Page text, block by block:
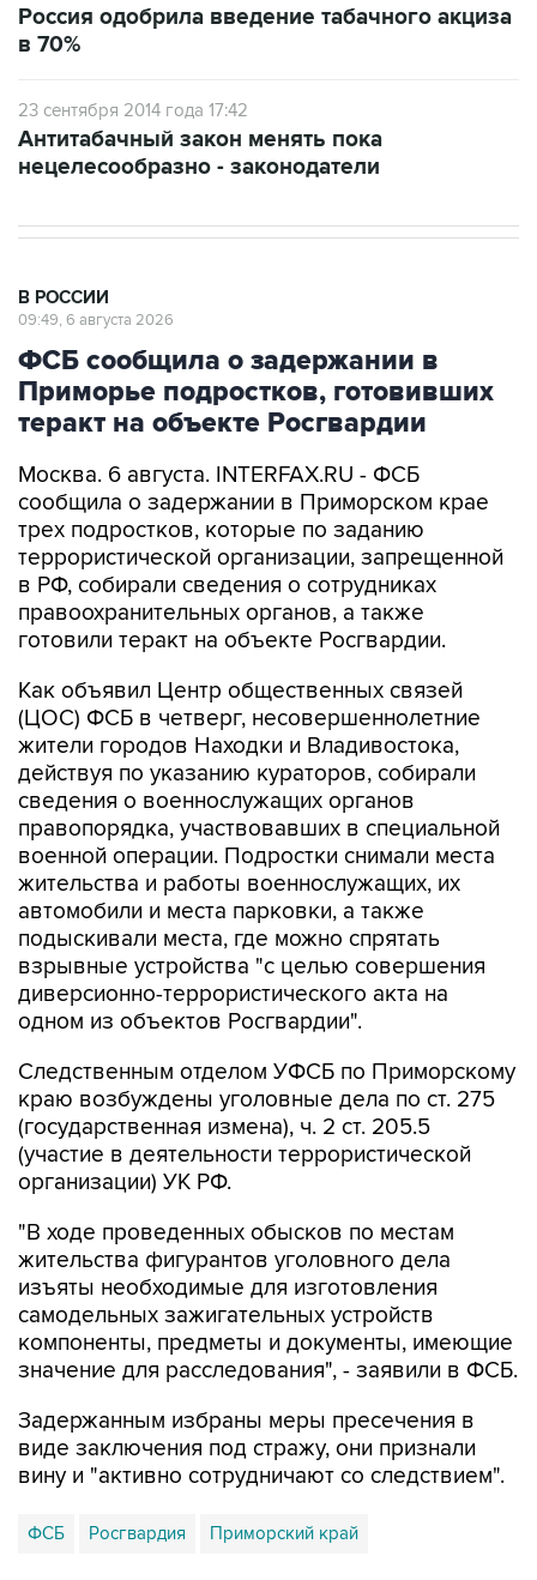
Россия одобрила введение табачного акциза
в 70%
23 сентября 2014 года 17:42
Антитабачный закон менять пока
нецелесообразно - законодатели
В РОССИИ
09:49, 6 августа 2026
ФСБ сообщила о задержании в
Приморье подростков, готовивших
теракт на объекте Росгвардии
Москва. 6 августа. INTERFAX.RU - ФСБ
сообщила о задержании в Приморском крае
трех подростков, которые по заданию
террористической организации, запрещенной
в РФ, собирали сведения о сотрудниках
правоохранительных органов, а также
готовили теракт на объекте Росгвардии.
Как объявил Центр общественных связей
(ЦОС) ФСБ в четверг, несовершеннолетние
жители городов Находки и Владивостока,
действуя по указанию кураторов, собирали
сведения о военнослужащих органов
правопорядка, участвовавших в специальной
военной операции. Подростки снимали места
жительства и работы военнослужащих, их
автомобили и места парковки, а также
подыскивали места, где можно спрятать
взрывные устройства "с целью совершения
диверсионно-террористического акта на
одном из объектов Росгвардии".
Следственным отделом УФСБ по Приморскому
краю возбуждены уголовные дела по ст. 275
(государственная измена), ч. 2 ст. 205.5
(участие в деятельности террористической
организации) УК РФ.
"В ходе проведенных обысков по местам
жительства фигурантов уголовного дела
изъяты необходимые для изготовления
самодельных зажигательных устройств
компоненты, предметы и документы, имеющие
значение для расследования", - заявили в ФСБ.
Задержанным избраны меры пресечения в
виде заключения под стражу, они признали
вину и "активно сотрудничают со следствием".
ФСБ Росгвардия Приморский край